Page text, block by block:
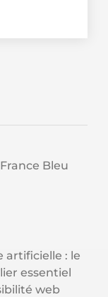
Bleu
artificielle : le
essentiel
web